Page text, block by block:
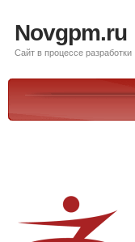
Novgpm.ru
Сайт в процессе разработки